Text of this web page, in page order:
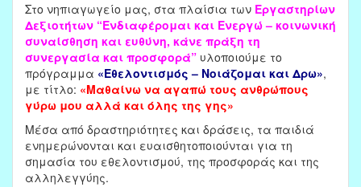
Στο νηπιαγωγείο μας, στα πλαίσια των Εργαστηρίων
Δεξιοτήτων “Ενδιαφέρομαι και Ενεργώ – κοινωνική
συναίσθηση και ευθύνη, κάνε πράξη τη
συνεργασία και προσφορά” υλοποιούμε το
πρόγραμμα «Εθελοντισμός – Νοιάζομαι και Δρω»,
με τίτλο: «Μαθαίνω να αγαπώ τους ανθρώπους
γύρω μου αλλά και όλης της γης»
Μέσα από δραστηριότητες και δράσεις, τα παιδιά
ενημερώνονται και ευαισθητοποιούνται για τη
σημασία του εθελοντισμού, της προσφοράς και της
αλληλεγγύης.